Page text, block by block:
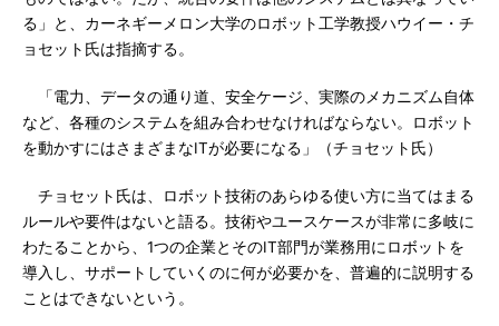
る」と、カーネギーメロン大学のロボット工学教授ハウイー・チ
ョセット氏は指摘する。
「電力、データの通り道、安全ケージ、実際のメカニズム自体
など、各種のシステムを組み合わせなければならない。ロボット
を動かすにはさまざまなITが必要になる」（チョセット氏）
チョセット氏は、ロボット技術のあらゆる使い方に当てはまる
ルールや要件はないと語る。技術やユースケースが非常に多岐に
わたることから、1つの企業とそのIT部門が業務用にロボットを
導入し、サポートしていくのに何が必要かを、普遍的に説明する
ことはできないという。